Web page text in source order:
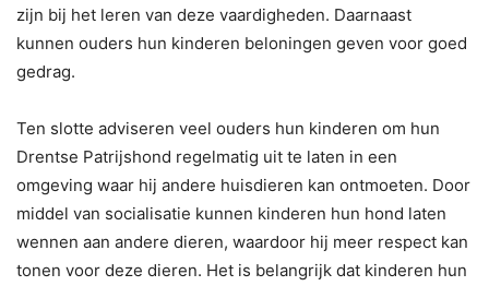
zijn bij het leren van deze vaardigheden. Daarnaast
kunnen ouders hun kinderen beloningen geven voor goed
gedrag.
Ten slotte adviseren veel ouders hun kinderen om hun
Drentse Patrijshond regelmatig uit te laten in een
omgeving waar hij andere huisdieren kan ontmoeten. Door
middel van socialisatie kunnen kinderen hun hond laten
wennen aan andere dieren, waardoor hij meer respect kan
tonen voor deze dieren. Het is belangrijk dat kinderen hun